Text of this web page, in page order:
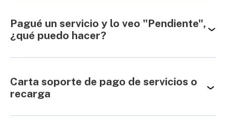
Pagué un servicio y lo veo "Pendiente",
¿qué puedo hacer?
Carta soporte de pago de servicios o
recarga